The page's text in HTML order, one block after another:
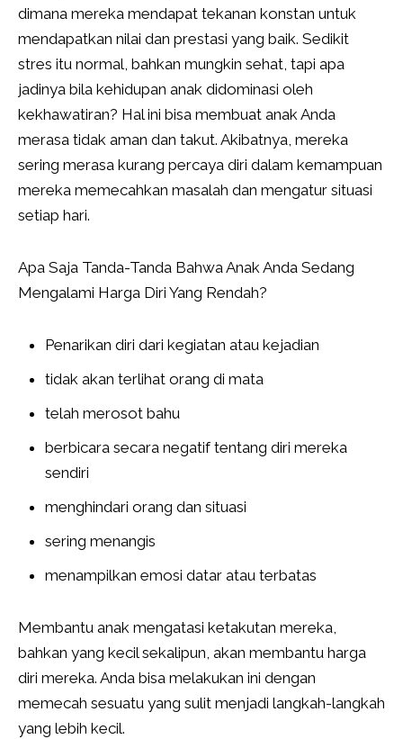
dimana mereka mendapat tekanan konstan untuk
mendapatkan nilai dan prestasi yang baik. Sedikit
stres itu normal, bahkan mungkin sehat, tapi apa
jadinya bila kehidupan anak didominasi oleh
kekhawatiran? Hal ini bisa membuat anak Anda
merasa tidak aman dan takut. Akibatnya, mereka
sering merasa kurang percaya diri dalam kemampuan
mereka memecahkan masalah dan mengatur situasi
setiap hari.
Apa Saja Tanda-Tanda Bahwa Anak Anda Sedang
Mengalami Harga Diri Yang Rendah?
Penarikan diri dari kegiatan atau kejadian
tidak akan terlihat orang di mata
telah merosot bahu
berbicara secara negatif tentang diri mereka
sendiri
menghindari orang dan situasi
sering menangis
menampilkan emosi datar atau terbatas
Membantu anak mengatasi ketakutan mereka,
bahkan yang kecil sekalipun, akan membantu harga
diri mereka. Anda bisa melakukan ini dengan
memecah sesuatu yang sulit menjadi langkah-langkah
yang lebih kecil.